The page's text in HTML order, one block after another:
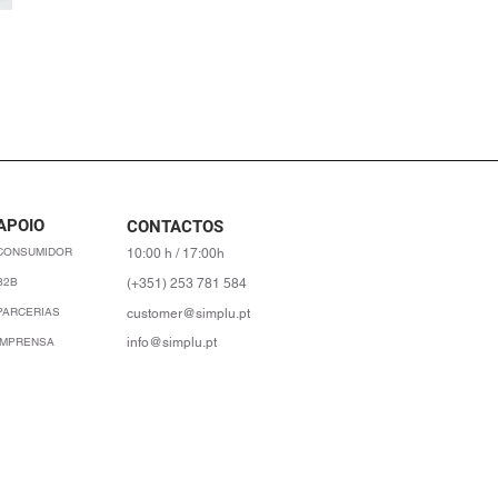
CONTACTOS
10:00 h / 17:00h
(+351) 253 781 584
customer@simplu.pt
info@simplu.pt